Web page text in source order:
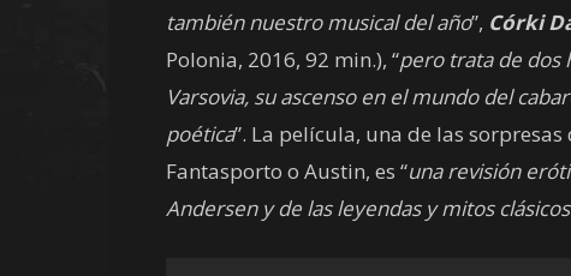
también nuestro musical del año”, Córki
Polonia, 2016, 92 min.), “pero trata de dos
Varsovia, su ascenso en el mundo del
poética”. La película, una de las
Fantasporto o Austin, es “una revisión
Andersen y de las leyendas y mitos